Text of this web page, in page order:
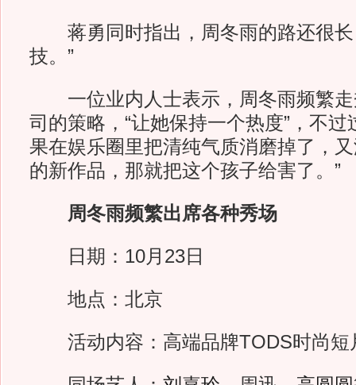
蒋勇同时指出，周冬雨的路还很长
技。”
一位业内人士表示，周冬雨频繁走
司的策略，“让她保持一个热度”，不过
果在娱乐圈里把清纯气质消磨掉了，
的新作品，那就把这个孩子给害了。”
周冬雨频繁出席各种秀场
日期：10月23日
地点：北京
活动内容：高端品牌TODS时尚短